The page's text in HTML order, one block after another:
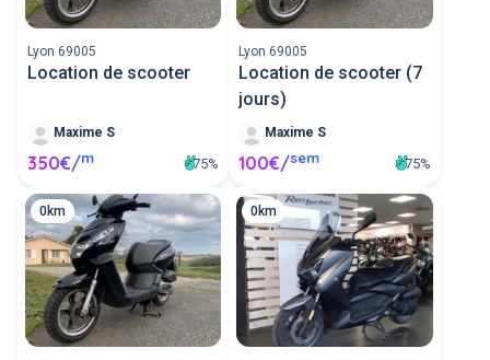
Lyon 69005
Location de scooter
Maxime S
350€/m 75%
Lyon 69005
Location de scooter (7
jours)
Maxime S
100€/sem 75%
0km 0km